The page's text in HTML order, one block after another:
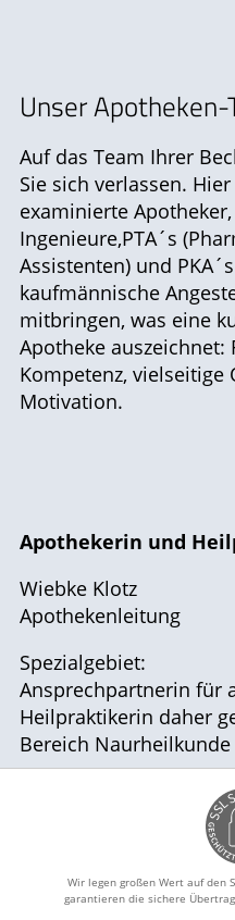
GESUND IM ALTER
Unser Apotheken-
Auf das Team Ihrer
Sie sich verlassen.
examinierte
Ingenieure,PTA´s
Assistenten) und
kaufmännische
mitbringen, was eine
Apotheke auszeichnet:
Kompetenz,
Motivation.
Apothekerin und
Wiebke Klotz
Apothekenleitung
Spezialgebiet:
Ansprechpartnerin für
Heilpraktikerin daher
Bereich Naurheilkunde
Wir legen großen Wert auf den
garantieren die sichere